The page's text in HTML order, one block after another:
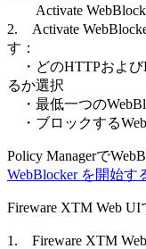
Activate
2. Activate
す：
・どのHTTPおよび
るか選択
・最低一つの
・ブロックする
Policy Managerで
WebBlocker を開始す
Fireware XTM Web
1. Fireware XTM